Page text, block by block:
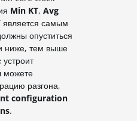
Min KT, Avg
является самым
опуститься
ниже, тем выше
устроит
можете
разгона,
configuration
.